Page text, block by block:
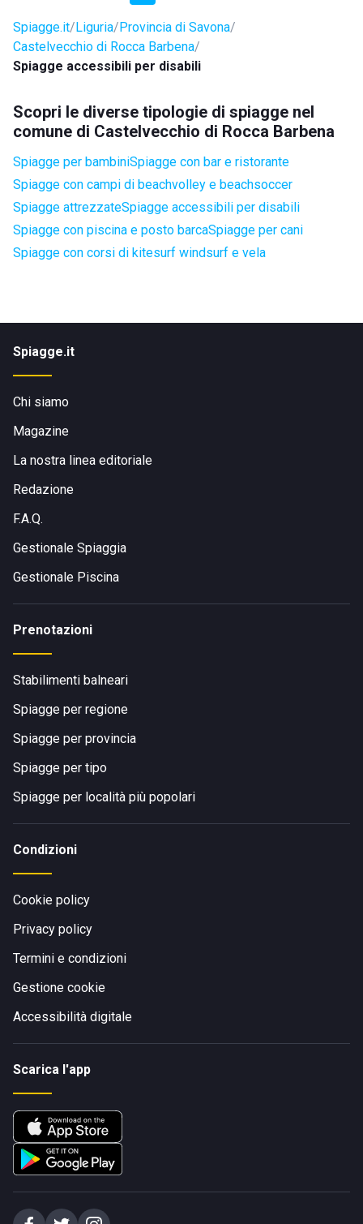
Spiagge.it Liguria Provincia di Savona
Castelvecchio di Rocca Barbena
Spiagge accessibili per disabili
Scopri le diverse tipologie di spiagge nel
comune di Castelvecchio di Rocca Barbena
Spiagge per bambiniSpiagge con bar e ristorante
Spiagge con campi di beachvolley e beachsoccer
Spiagge attrezzateSpiagge accessibili per disabili
Spiagge con piscina e posto barcaSpiagge per cani
Spiagge con corsi di kitesurf windsurf e vela
Spiagge.it
Chi siamo
Magazine
La nostra linea editoriale
Redazione
F.A.Q.
Gestionale Spiaggia
Gestionale Piscina
Prenotazioni
Stabilimenti balneari
Spiagge per regione
Spiagge per provincia
Spiagge per tipo
Spiagge per località più popolari
Condizioni
Cookie policy
Privacy policy
Termini e condizioni
Gestione cookie
Accessibilità digitale
Scarica l'app